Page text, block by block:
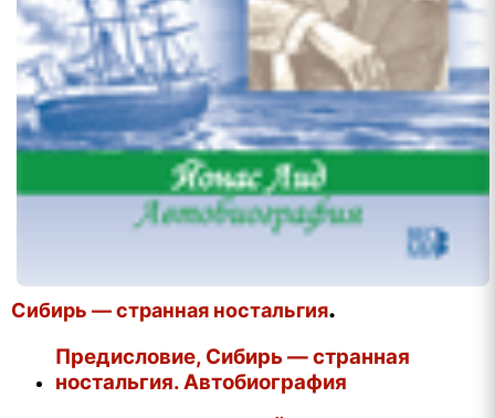
Сибирь — странная ностальгия.
Предисловие, Сибирь — странная
ностальгия. Автобиография